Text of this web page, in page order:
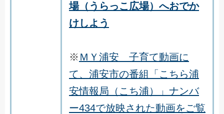
場（うらっこ広場）へおでか
けしよう
※ ＭＹ浦安 子育て動画に
て、浦安市の番組「こちら浦
安情報局（こち浦）」ナンバ
ー434で放映された動画をご覧